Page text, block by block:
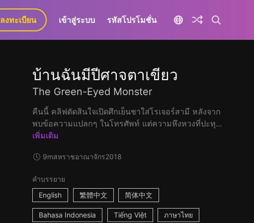
GaLa+
ลงทะเบียน เข้าสู่ระบบ รหัสโปรโมชั่น
บ้านฉันมีปีศาจตาเขียว
The Green-Eyed Monster
คืนนี้ คลิฟตัดสินใจเปิดศึกเย็นชาใส่โรเจอร์สามี หลังจาก
พบข้อความแปลกๆ ในโทรศัพท์ แต่ความหึงหวงที่ปะทุ...
เพิ่มเติม
9mสหราชอาณาจักร2018
คำบรรยาย
English
繁體中文 简体中文
Bahasa Indonesia Tiếng Việt ภาษาไทย